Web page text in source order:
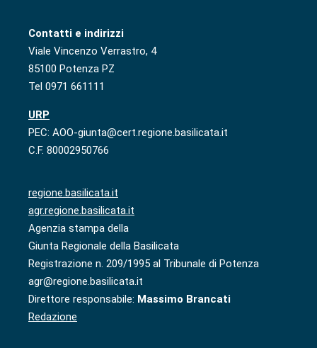
Contatti e indirizzi
Viale Vincenzo Verrastro, 4
85100 Potenza PZ
Tel 0971 661111
URP
PEC: AOO-giunta@cert.regione.basilicata.it
C.F. 80002950766
regione.basilicata.it
agr.regione.basilicata.it
Agenzia stampa della
Giunta Regionale della Basilicata
Registrazione n. 209/1995 al Tribunale di Potenza
agr@regione.basilicata.it
Direttore responsabile: Massimo Brancati
Redazione